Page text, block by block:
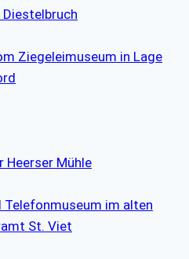
Ziegeleimuseum in Lage
Heerser Mühle
Telefonmuseum im alten
St. Viet